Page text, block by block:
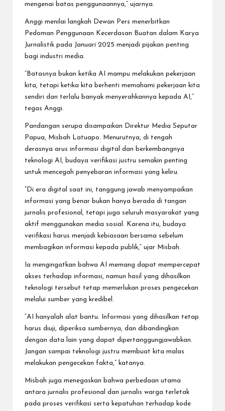
mengenai batas penggunaannya,” ujarnya.
Anggi menilai langkah Dewan Pers menerbitkan
Pedoman Penggunaan Kecerdasan Buatan dalam Karya
Jurnalistik pada Januari 2025 menjadi pijakan penting
bagi industri media.
“Batasnya bukan ketika AI mampu melakukan pekerjaan
kita, tetapi ketika kita berhenti memahami pekerjaan kita
sendiri dan terlalu banyak menyerahkannya kepada AI,”
tegas Anggi.
Pandangan serupa disampaikan Direktur Media Seputar
Papua, Misbah Latuapo. Menurutnya, di tengah
derasnya arus informasi digital dan berkembangnya
teknologi AI, budaya verifikasi justru semakin penting
untuk mencegah penyebaran informasi yang keliru.
“Di era digital saat ini, tanggung jawab menyampaikan
informasi yang benar bukan hanya berada di tangan
jurnalis profesional, tetapi juga seluruh masyarakat yang
aktif menggunakan media sosial. Karena itu, budaya
verifikasi harus menjadi kebiasaan bersama sebelum
membagikan informasi kepada publik,” ujar Misbah.
Ia mengingatkan bahwa AI memang dapat mempercepat
akses terhadap informasi, namun hasil yang dihasilkan
teknologi tersebut tetap memerlukan proses pengecekan
melalui sumber yang kredibel.
“AI hanyalah alat bantu. Informasi yang dihasilkan tetap
harus diuji, diperiksa sumbernya, dan dibandingkan
dengan data lain yang dapat dipertanggungjawabkan.
Jangan sampai teknologi justru membuat kita malas
melakukan pengecekan fakta,” katanya.
Misbah juga menegaskan bahwa perbedaan utama
antara jurnalis profesional dan jurnalis warga terletak
pada proses verifikasi serta kepatuhan terhadap kode